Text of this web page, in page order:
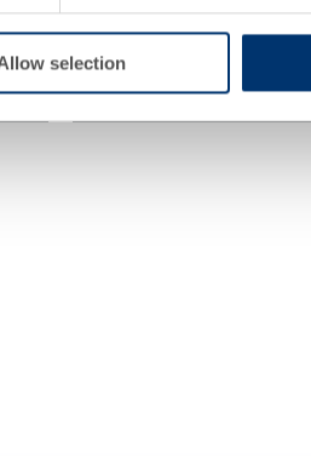
selection
responsability of the
Schlaf – gummies –
Safr’Inside™ & Vit B6
Safr'Inside™